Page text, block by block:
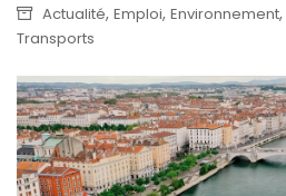
Actualité, Emploi, Environnement,
Transports